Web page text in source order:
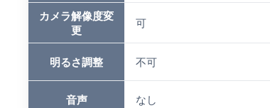
カメラ解像度変
更
可
明るさ調整 不可
音声 なし